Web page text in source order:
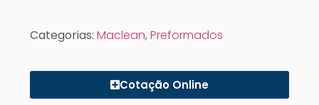
Categorias: Maclean, Preformados
Cotação Online